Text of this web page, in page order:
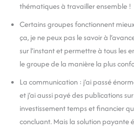
thématiques à travailler ensemble !
Certains groupes fonctionnent
ça, je ne peux pas le savoir à
sur l’instant et permettre à tous les
le groupe de la manière la plus
La communication : j’ai passé
et j’ai aussi payé des publications
investissement temps et financier
concluant. Mais la solution payante